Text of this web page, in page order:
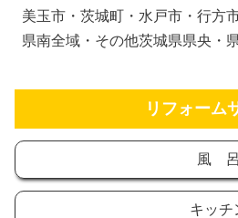
美玉市・茨城町・水戸市・行方
県南全域・その他茨城県県央・
リフォーム
風 呂
キッチ